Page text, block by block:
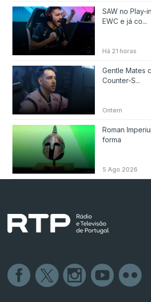
SAW no Play-
EWC e já co...
Há 21 horas
Gentle Mates
Counter-S...
Ontem
Roman
forma
5 Ago 2026